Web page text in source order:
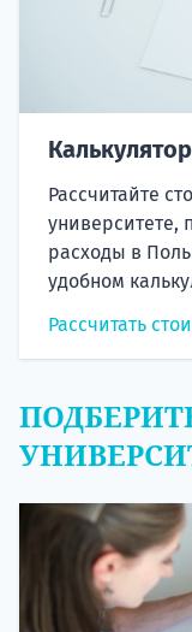
Рассчитайте
университете,
расходы в
удобном
Рассчитать